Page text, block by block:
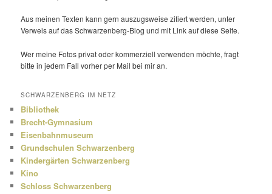
Aus meinen Texten kann gern auszugs­weise zitiert werden, unter
Verweis auf das Schwarzenberg-Blog und mit Link auf diese Seite.
Wer meine Fotos privat oder kommer­ziell verwenden möchte, fragt
bitte in jedem Fall vorher per Mail bei mir an.
SCHWARZENBERG IM NETZ
Bibliothek
Brecht-Gymnasium
Eisenbahnmuseum
Grundschulen Schwarzenberg
Kindergärten Schwarzenberg
Kino
Schloss Schwarzenberg